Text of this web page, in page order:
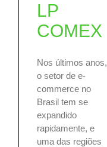
LP
COMEX
Nos últimos anos,
o setor de e-
commerce no
Brasil tem se
expandido
rapidamente, e
uma das regiões